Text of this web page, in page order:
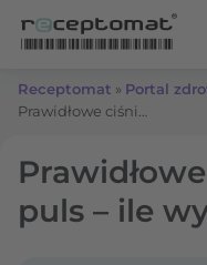
Receptomat » Portal
puls – ile